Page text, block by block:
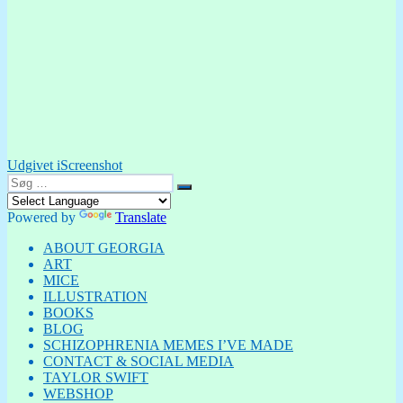
Indlægsnavigation
Udgivet iScreenshot
Søg
efter:
Søg
Powered by
Translate
ABOUT GEORGIA
ART
MICE
ILLUSTRATION
BOOKS
BLOG
SCHIZOPHRENIA MEMES I’VE MADE
CONTACT & SOCIAL MEDIA
TAYLOR SWIFT
WEBSHOP